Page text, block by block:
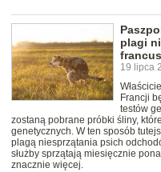
plagi
19 lipca
Francji
testów
zostaną pobrane próbki śliny,
genetycznych. W ten sposób
plagą niesprzątania psich
służby sprzątają miesięcznie
znacznie więcej.